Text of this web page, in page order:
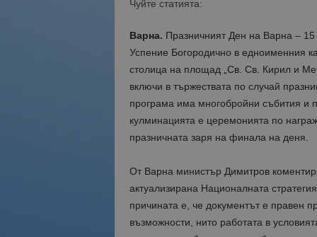
Чуйте статията:
Варна. Празничният Ден на Варна – 15
Успение Богородично в едноименния
столица на площад „Св. Св. Кирил и
включи в тържествата по случай
програма има многобройни събития и
кулминацията е церемонията по
празничната заря на финала на деня.
От Варна министър Димитров
актуализирана Националната
причината е, че документът е правен
възможности, нито работата в